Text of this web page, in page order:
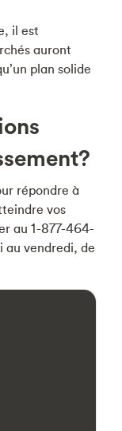
il est
auront
plan solide
répondre à
vos
au 1-877-464-
au vendredi, de